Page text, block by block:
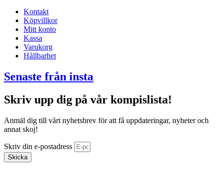
Kontakt
Köpvillkor
Mitt konto
Kassa
Varukorg
Hållbarhet
Senaste från insta
Skriv upp dig på vår kompislista!
Anmäl dig till vårt nyhetsbrev för att få uppdateringar, nyheter och
annat skoj!
Skriv din e-postadress
Skicka